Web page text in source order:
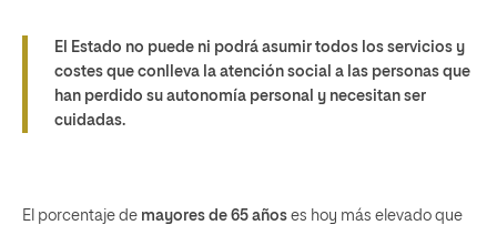
El Estado no puede ni podrá asumir todos los servicios y
costes que conlleva la atención social a las personas que
han perdido su autonomía personal y necesitan ser
cuidadas.
El porcentaje de mayores de 65 años es hoy más elevado que